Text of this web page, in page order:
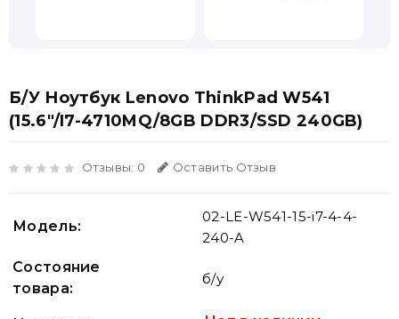
Б/У Ноутбук Lenovo ThinkPad W541
(15.6"/i7-4710MQ/8GB DDR3/SSD 240GB)
Отзывы: 0 Оставить Отзыв
Модель:
02-LE-W541-15-i7-4-4-
240-A
Состояние
товара:
б/у